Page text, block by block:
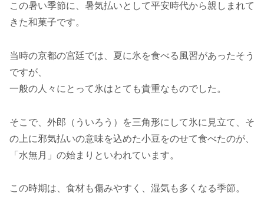
この暑い季節に、暑気払いとして平安時代から親しまれて
きた和菓子です。
当時の京都の宮廷では、夏に氷を食べる風習があったそう
ですが、
一般の人々にとって氷はとても貴重なものでした。
そこで、外郎（ういろう）を三角形にして氷に見立て、そ
の上に邪気払いの意味を込めた小豆をのせて食べたのが、
「水無月」の始まりといわれています。
この時期は、食材も傷みやすく、湿気も多くなる季節。